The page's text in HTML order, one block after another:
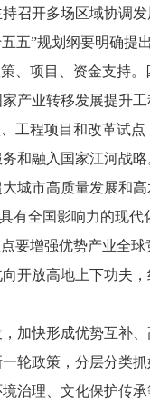
召开多场区域协调发
五”规划纲要明确提
、项目、资金支持
产业转移发展提升
工程项目和改革试点
和融入国家江河战略
城市高质量发展和高
有全国影响力的现代
要增强优势产业全
开放高地上下功夫
加快形成优势互补
轮政策，分层分类
治理、文化保护传